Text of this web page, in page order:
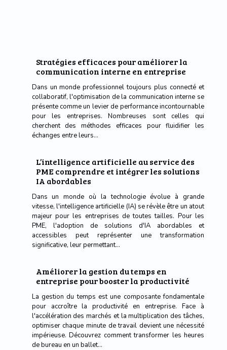
Stratégies efficaces pour améliorer la
communication interne en entreprise
Dans un monde professionnel toujours plus connecté et
collaboratif, l'optimisation de la communication interne se
présente comme un levier de performance incontournable
pour les entreprises. Nombreuses sont celles qui
cherchent des méthodes efficaces pour fluidifier les
échanges entre leurs...
L’intelligence artificielle au service des
PME comprendre et intégrer les solutions
IA abordables
Dans un monde où la technologie évolue à grande
vitesse, l'intelligence artificielle (IA) se révèle être un atout
majeur pour les entreprises de toutes tailles. Pour les
PME, l'adoption de solutions d'IA abordables et
accessibles peut représenter une transformation
significative, leur permettant...
Améliorer la gestion du temps en
entreprise pour booster la productivité
La gestion du temps est une composante fondamentale
pour accroître la productivité en entreprise. Face à
l'accélération des marchés et la multiplication des tâches,
optimiser chaque minute de travail devient une nécessité
impérieuse. Découvrez comment transformer les heures
de bureau en un ballet...